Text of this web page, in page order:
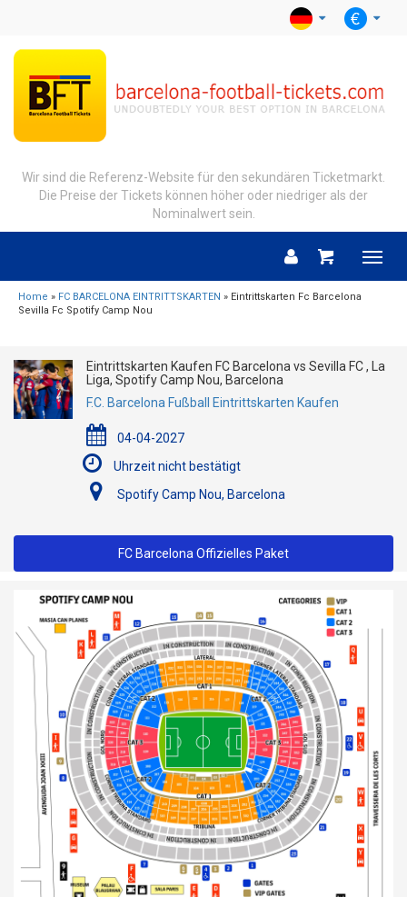
Wir sind die Referenz-Website für den sekundären Ticketmarkt.
Die Preise der Tickets können höher oder niedriger als der
Nominalwert sein.
Menu
Home » FC BARCELONA EINTRITTSKARTEN » Eintrittskarten Fc Barcelona
Sevilla Fc Spotify Camp Nou
Eintrittskarten Kaufen FC Barcelona vs Sevilla FC , La
Liga, Spotify Camp Nou, Barcelona
F.C. Barcelona Fußball Eintrittskarten Kaufen
04-04-2027
Uhrzeit nicht bestätigt
Spotify Camp Nou, Barcelona
FC Barcelona Offizielles Paket